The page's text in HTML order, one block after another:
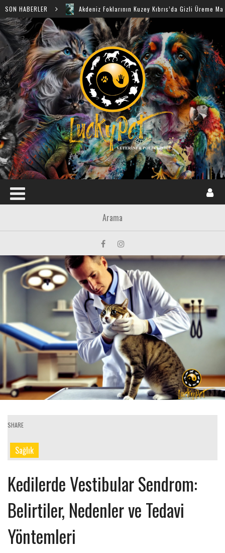
SON HABERLER Akdeniz Foklarının Kuzey Kıbrıs’da Gizli Üreme Mağaraları
SHARE
Sağlık
Kedilerde Vestibular Sendrom:
Belirtiler, Nedenler ve Tedavi
Yöntemleri